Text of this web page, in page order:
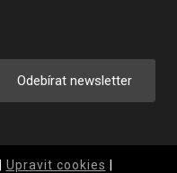
Odebírat newsletter
Upravit cookies